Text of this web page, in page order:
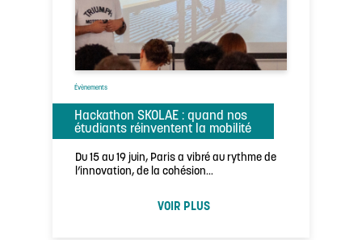
Évènements
Hackathon SKOLAE : quand nos
étudiants réinventent la mobilité
Du 15 au 19 juin, Paris a vibré au rythme de
l’innovation, de la cohésion…
VOIR PLUS